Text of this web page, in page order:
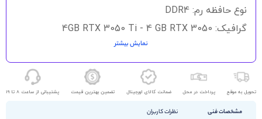
نوع حافظه رم: DDR4
گرافیک: 4GB RTX 3050 Ti - 4 GB RTX 3050
اندازه صفحه نمایش: 14.4 اینچ
کیفیت صفحه نمایش: 2K
نمایش بیشتر
تحویل به موقع پرداخت در محل ضمانت کالای اورجینال تضمین بهترین قیمت پشتیبانی از ساعت 8 تا 19
مشخصات فنی نظرات کاربران